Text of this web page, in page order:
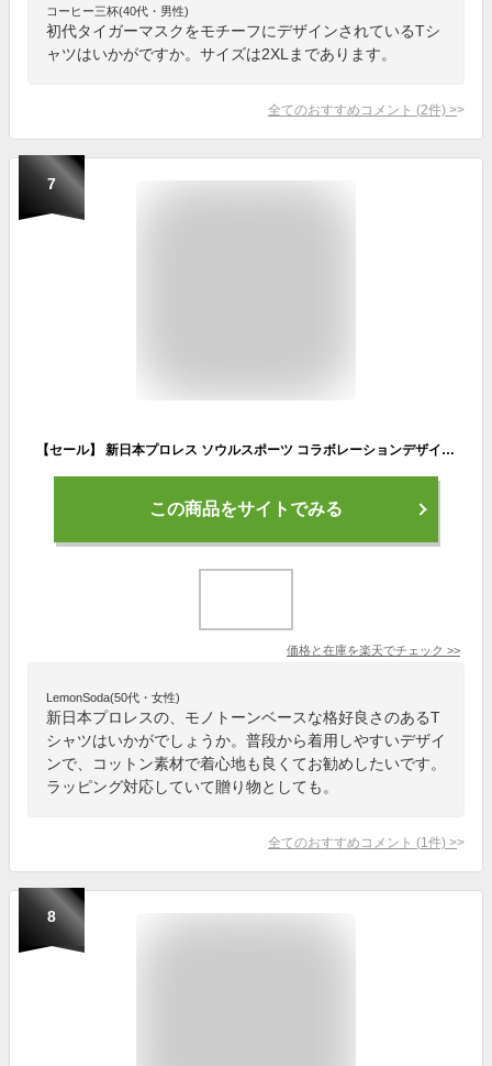
コーヒー三杯(40代・男性)
初代タイガーマスクをモチーフにデザインされているTシ
ャツはいかがですか。サイズは2XLまであります。
全てのおすすめコメント (2件) >
7
【セール】 新日本プロレス ソウルスポーツ コラボレーションデザイン メンズ 半袖 Tシャツ 20周年記念 ライオンロゴ モノトーン ブラック / ホワイト 全2色
この商品をサイトでみる
価格と在庫を楽天でチェック >>
LemonSoda(50代・女性)
新日本プロレスの、モノトーンベースな格好良さのあるT
シャツはいかがでしょうか。普段から着用しやすいデザイ
ンで、コットン素材で着心地も良くてお勧めしたいです。
ラッピング対応していて贈り物としても。
全てのおすすめコメント (1 件) >
8